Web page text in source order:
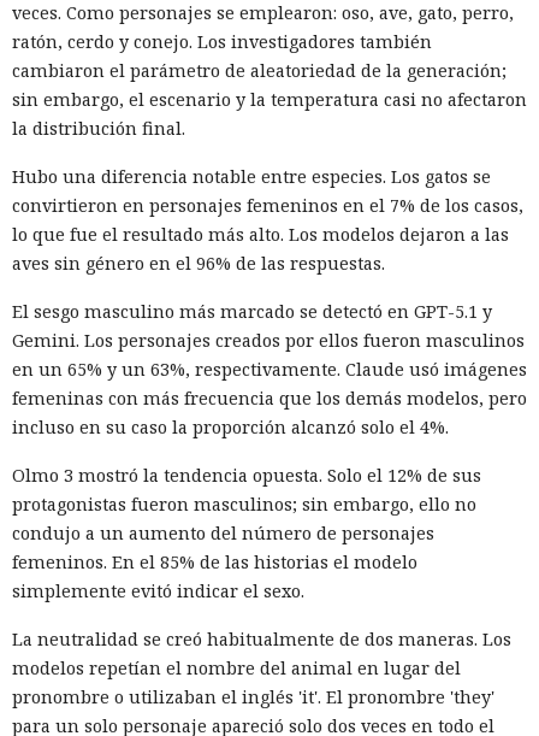
acciones de Muka fueron deliberadas y depredadoras, y que
causaron un daño real tanto a las empresas como a
millones de sus clientes.
Tras la divulgación del incidente, Snowflake incorporó al
no detectó problemas en la seguridad de la propia
plataforma. Según Mandiant, los hackers utilizaron
credenciales aún vigentes que fueron robadas en 2020 y,
con ellas, accedieron a las cuentas de las empresas.
Los analistas señalaron que el grupo tenía base en
Norteamérica y colaboraba con otro participante desde
Turquía — John Erin Binns, a quien las autoridades turcas
detuvieron en 2024 acusado de estar vinculado a un hackeo
anterior al operador de telecomunicaciones T-Mobile. Antes
ser arrestado y que destruyó pruebas con antelación.
A las víctimas de incidentes similares se les recomienda
cambiar sus credenciales a tiempo y no reutilizarlas, activar
la autenticación multifactor para los servicios en la nube y
dispositivos desconocidos.
veces. Como personajes se emplearon: oso, ave, gato, perro,
ratón, cerdo y conejo. Los investigadores también
cambiaron el parámetro de aleatoriedad de la generación;
sin embargo, el escenario y la temperatura casi no afectaron
la distribución final.
Hubo una diferencia notable entre especies. Los gatos se
convirtieron en personajes femeninos en el 7% de los casos,
lo que fue el resultado más alto. Los modelos dejaron a las
aves sin género en el 96% de las respuestas.
El sesgo masculino más marcado se detectó en GPT-5.1 y
Gemini. Los personajes creados por ellos fueron masculinos
en un 65% y un 63%, respectivamente. Claude usó imágenes
femeninas con más frecuencia que los demás modelos, pero
incluso en su caso la proporción alcanzó solo el 4%.
Olmo 3 mostró la tendencia opuesta. Solo el 12% de sus
protagonistas fueron masculinos; sin embargo, ello no
condujo a un aumento del número de personajes
femeninos. En el 85% de las historias el modelo
simplemente evitó indicar el sexo.
La neutralidad se creó habitualmente de dos maneras. Los
modelos repetían el nombre del animal en lugar del
pronombre o utilizaban el inglés 'it'. El pronombre 'they'
para un solo personaje apareció solo dos veces en todo el